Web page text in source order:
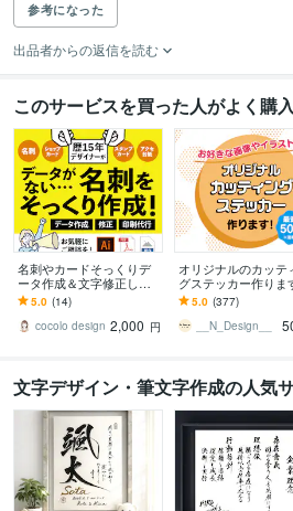
参考になった
出品者からの返信を読む
このサービスを買った人がよく購
名刺やカードそっくりデ
ータ作成＆文字修正しま
す 【評価5.0継続中】丁寧
な対応／柔軟に対応可◎
初めての方にも
5.0 (14)
cocolo design 2,000 円
オリジナルのカッテ
グステッカー作りま
好きなイラスト画像
テッカーにします
5.0 (377)
__N_Design__
文字デザイン・筆文字作成の人気